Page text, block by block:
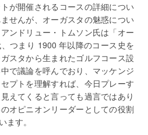
が開催されるコースの詳細につい
せんが、オーガスタの魅惑につい
ンドリュー・トムソン氏は「オー
つまり 1900 年以降のコース史を
スタから生まれたゴルフコース設
で議論を呼んでおり、マッケンジ
プトを理解すれば、今日プレーす
えてくると言っても過言ではあり
オピニオンリーダーとしての役割
ます。